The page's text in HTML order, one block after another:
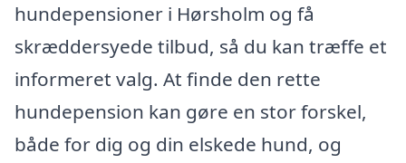
hundepensioner i Hørsholm og få
skræddersyede tilbud, så du kan træffe et
informeret valg. At finde den rette
hundepension kan gøre en stor forskel,
både for dig og din elskede hund, og